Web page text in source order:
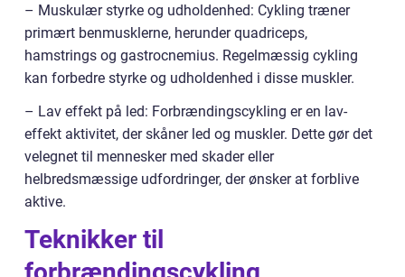
– Muskulær styrke og udholdenhed: Cykling træner
primært benmusklerne, herunder quadriceps,
hamstrings og gastrocnemius. Regelmæssig cykling
kan forbedre styrke og udholdenhed i disse muskler.
– Lav effekt på led: Forbrændingscykling er en lav-
effekt aktivitet, der skåner led og muskler. Dette gør det
velegnet til mennesker med skader eller
helbredsmæssige udfordringer, der ønsker at forblive
aktive.
Teknikker til